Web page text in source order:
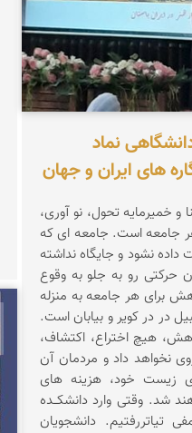
نماد
های ایران و جهان
خمیرمایه تحول، نو آوری،
جامعه است. جامعه ای که
نشود و جایگاه نداشته
حرکتی رو به جلو به وقوع
برای هر جامعه به منزله
در در کویر و بیابان است.
هیچ اختراع، اکتشاف،
نخواهد داد و مردمان آن
ی زیست خود، هزینه های
سنگین متحمل خواهند شد. وقتی وارد دانشکــده
تیاتررفتیم. دانشجویان